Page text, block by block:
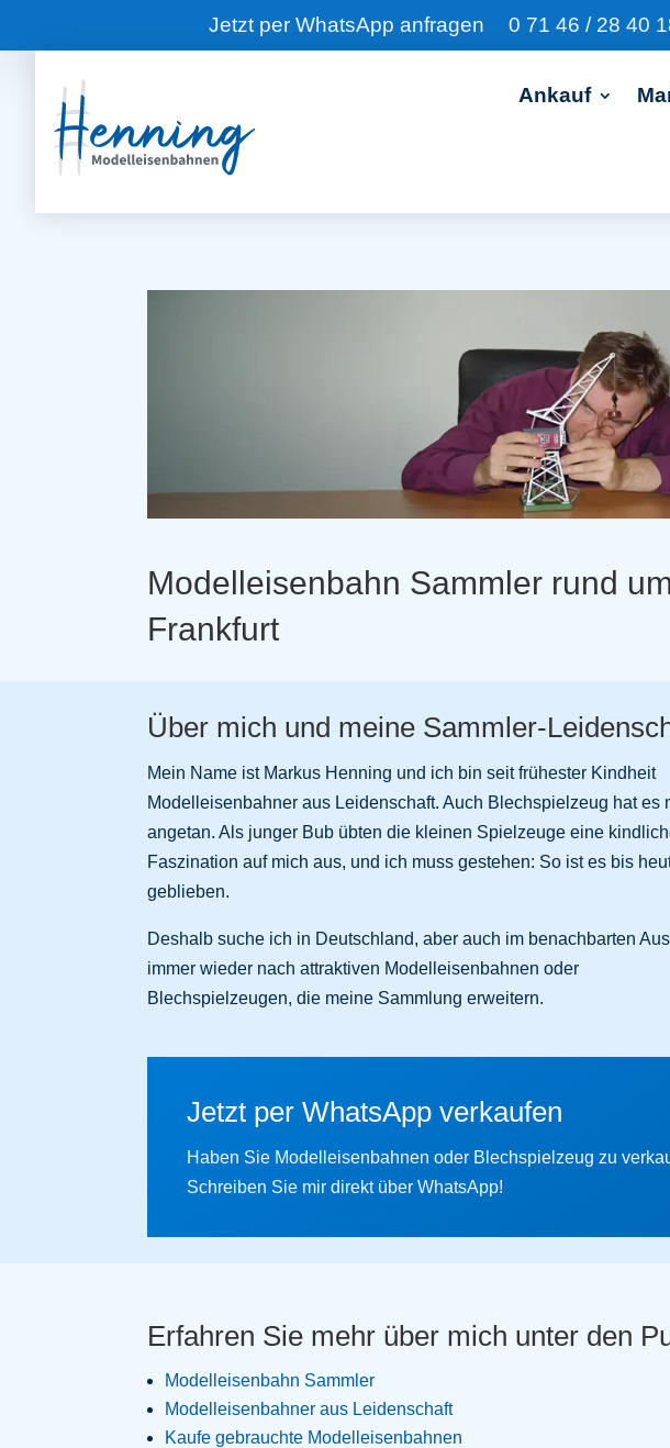
Jetzt per WhatsApp anfragen 0 71 46 / 28 40
Ankauf
Modelleisenbahn Sammler rund
Frankfurt
Über mich und meine Sammler-
Mein Name ist Markus Henning und ich bin seit frühester Kindheit
Modelleisenbahner aus Leidenschaft. Auch Blechspielzeug hat es
angetan. Als junger Bub übten die kleinen Spielzeuge eine
Faszination auf mich aus, und ich muss gestehen: So ist es bis
geblieben.
Deshalb suche ich in Deutschland, aber auch im benachbarten
immer wieder nach attraktiven Modelleisenbahnen oder
Blechspielzeugen, die meine Sammlung erweitern.
Jetzt per WhatsApp verkaufen
Haben Sie Modelleisenbahnen oder Blechspielzeug zu
Schreiben Sie mir direkt über WhatsApp!
Erfahren Sie mehr über mich unter den
Modelleisenbahn Sammler
Modelleisenbahner aus Leidenschaft
Kaufe gebrauchte Modelleisenbahnen